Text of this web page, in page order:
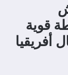
قوية
أفريقيا